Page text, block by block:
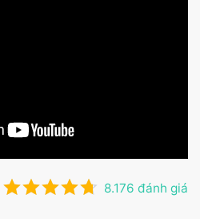
8.176 đánh giá